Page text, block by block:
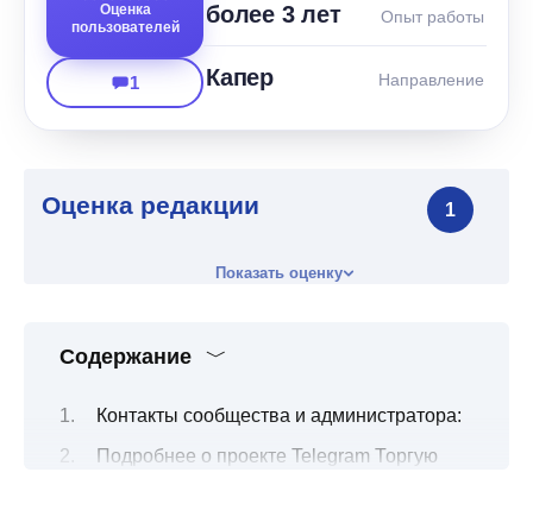
Оценка
пользователей
1
более 3 лет Опыт работы
Капер Направление
Оценка редакции 1
Показать оценку
Содержание
Контакты сообщества и администратора:
Подробнее о проекте Telegram Торгую